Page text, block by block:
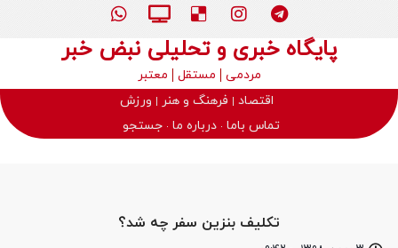
پایگاه خبری و تحلیلی نبض خبر
مردمی مستقل
معتبر
اقتصاد
فرهنگ و هنر
ورزش
تماس باما درباره ما جستجو
تکلیف بنزین سفر چه شد؟